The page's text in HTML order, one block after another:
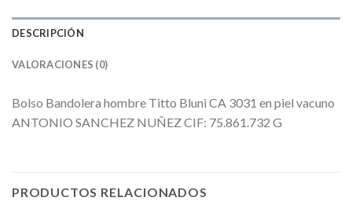
DESCRIPCIÓN
VALORACIONES (0)
Bolso Bandolera hombre Titto Bluni CA 3031 en piel vacuno
ANTONIO SANCHEZ NUÑEZ CIF: 75.861.732 G
PRODUCTOS RELACIONADOS